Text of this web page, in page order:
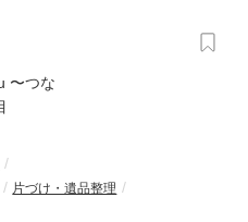
片づけ・遺品整理